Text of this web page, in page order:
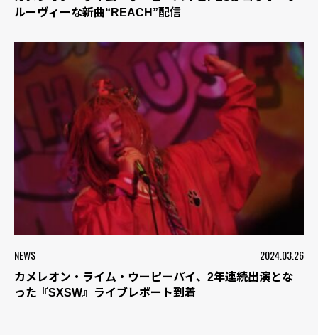
ルーヴィーな新曲“REACH”配信
NEWS 2024.03.26
カメレオン・ライム・ウーピーパイ、2年連続出演とな
った『SXSW』ライブレポート到着